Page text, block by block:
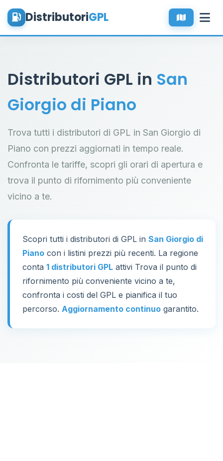
DistributoriGPL
Distributori GPL in San
Giorgio di Piano
Trova tutti i distributori di GPL in San Giorgio di
Piano con prezzi aggiornati in tempo reale.
Confronta le tariffe, scopri gli orari di apertura e
trova il punto di rifornimento più conveniente
vicino a te.
Scopri tutti i distributori di GPL in San Giorgio di
Piano con i listini prezzi più recenti. La regione
conta 1 distributori GPL attivi Trova il punto di
rifornimento più conveniente vicino a te,
confronta i costi del GPL e pianifica il tuo
percorso. Aggiornamento continuo garantito.